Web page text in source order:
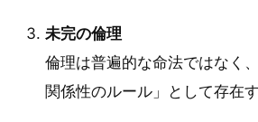
未完の倫理
倫理は普遍的な命法ではなく
関係性のルール」として存在す